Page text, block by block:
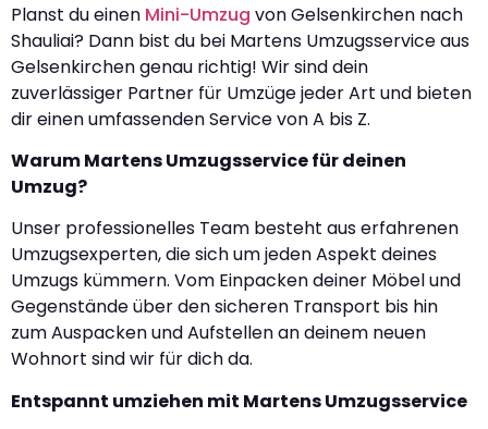
Planst du einen Mini-Umzug von Gelsenkirchen nach
Shauliai? Dann bist du bei Martens Umzugsservice aus
Gelsenkirchen genau richtig! Wir sind dein
zuverlässiger Partner für Umzüge jeder Art und bieten
dir einen umfassenden Service von A bis Z.
Warum Martens Umzugsservice für deinen
Umzug?
Unser professionelles Team besteht aus erfahrenen
Umzugsexperten, die sich um jeden Aspekt deines
Umzugs kümmern. Vom Einpacken deiner Möbel und
Gegenstände über den sicheren Transport bis hin
zum Auspacken und Aufstellen an deinem neuen
Wohnort sind wir für dich da.
Entspannt umziehen mit Martens Umzugsservice